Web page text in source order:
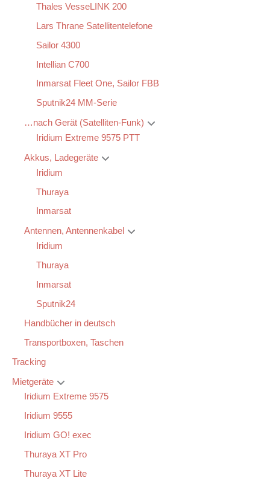
Thales VesseLINK 200
Lars Thrane Satellitentelefone
Sailor 4300
Intellian C700
Inmarsat Fleet One, Sailor FBB
Sputnik24 MM-Serie
…nach Gerät (Satelliten-Funk)
Iridium Extreme 9575 PTT
Akkus, Ladegeräte
Iridium
Thuraya
Inmarsat
Antennen, Antennenkabel
Iridium
Thuraya
Inmarsat
Sputnik24
Handbücher in deutsch
Transportboxen, Taschen
Tracking
Mietgeräte
Iridium Extreme 9575
Iridium 9555
Iridium GO! exec
Thuraya XT Pro
Thuraya XT Lite